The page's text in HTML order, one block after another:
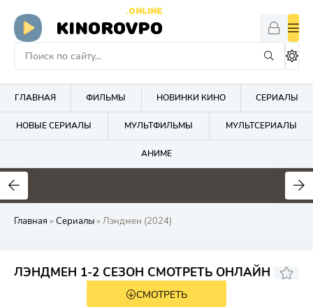
KINOROVPO
.ONLINE
ГЛАВНАЯ ФИЛЬМЫ НОВИНКИ КИНО СЕРИАЛЫ
НОВЫЕ СЕРИАЛЫ МУЛЬТФИЛЬМЫ МУЛЬТСЕРИАЛЫ
АНИМЕ
Главная » Сериалы» Лэндмен (2024)
ЛЭНДМЕН 1-2 СЕЗОН СМОТРЕТЬ ОНЛАЙН
СМОТРЕТЬ